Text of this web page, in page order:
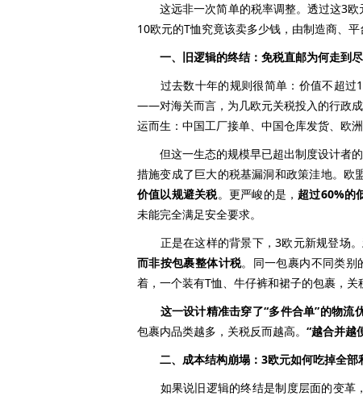
这远非一次简单的税率调整。透过这3欧
10欧元的T恤究竟该卖多少钱，由制造商、
一、旧逻辑的终结：免税直邮为何走到
过去数十年的规则很简单：价值不超过
——对海关而言，为几欧元关税投入的行政
运而生：中国工厂接单、中国仓库发货、欧
但这一生态的规模早已超出制度设计者的
措施变成了巨大的税基漏洞和政策洼地。欧
价值以规避关税。更严峻的是， 超过60%的
未能完全满足安全要求。
正是在这样的背景下，3欧元新规登场。
而非按包裹整体计税。同一包裹内不同类别
着，一个装有T恤、牛仔裤和裙子的包裹，关
这一设计精准击穿了“多件合单”的物流
包裹内品类越多，关税反而越高。 “越合并越
二、成本结构崩塌：3欧元如何吃掉全部
如果说旧逻辑的终结是制度层面的变革